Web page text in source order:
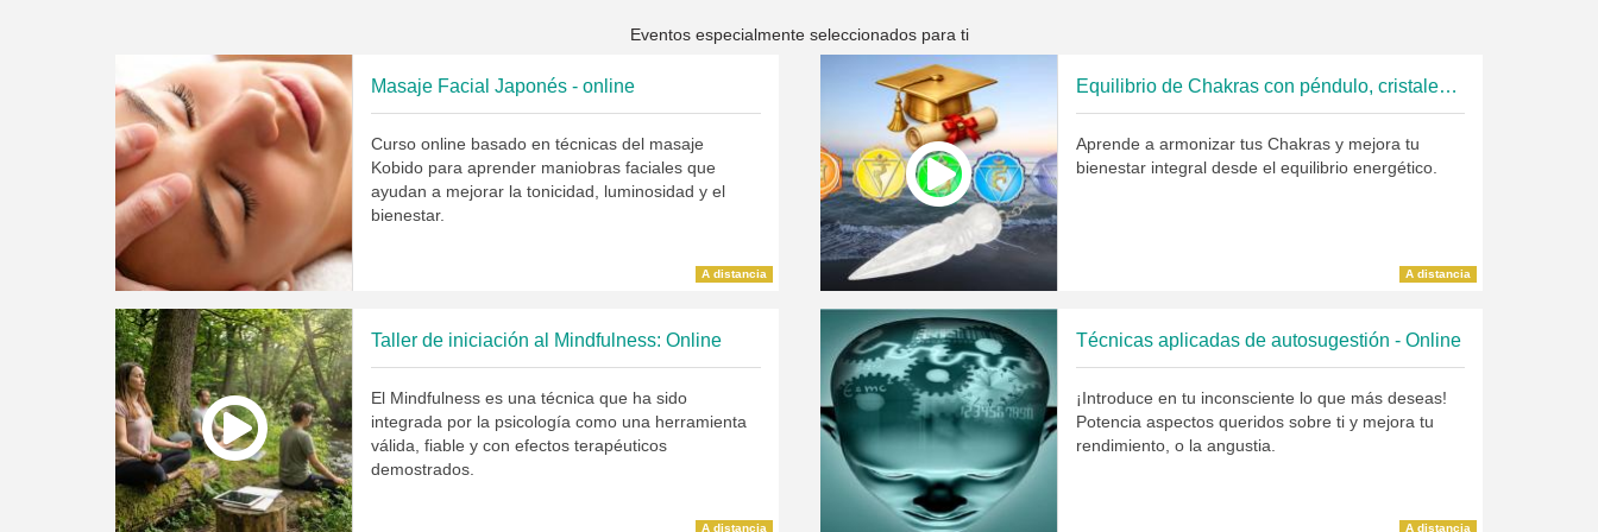
Eventos especialmente seleccionados para ti
Masaje Facial Japonés - online
Curso online basado en técnicas del masaje
Kobido para aprender maniobras faciales que
ayudan a mejorar la tonicidad, luminosidad y el
bienestar.
A distancia
Equilibrio de Chakras con péndulo, cristales y aceites esenciales
Aprende a armonizar tus Chakras y mejora tu
bienestar integral desde el equilibrio energético.
A distancia
Taller de iniciación al Mindfulness: Online
El Mindfulness es una técnica que ha sido
integrada por la psicología como una herramienta
válida, fiable y con efectos terapéuticos
demostrados.
A distancia
Técnicas aplicadas de autosugestión - Online
¡Introduce en tu inconsciente lo que más deseas!
Potencia aspectos queridos sobre ti y mejora tu
rendimiento, o la angustia.
A distancia